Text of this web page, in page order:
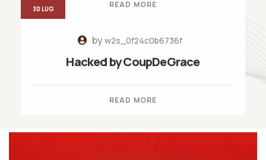
READ MORE
byw2s_0f24c0b6736f
Hacked by CoupDeGrace
READ MORE
30 LUG